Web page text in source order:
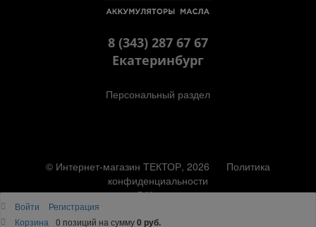
8 (343) 287 67 67
Екатеринбург
Персональный раздел
© Интернет-магазин ТЕКТОР, 2026
Политика
конфиденциальности
Наверх
Войти
Регистрация
Корзина
0 позиций на сумму0 руб.